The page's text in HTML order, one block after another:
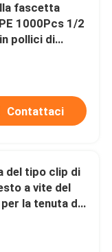
fascetta
1000Pcs 1/2
pollici di
della R della
Contattaci
del tipo clip di
a vite del
la tenuta dei